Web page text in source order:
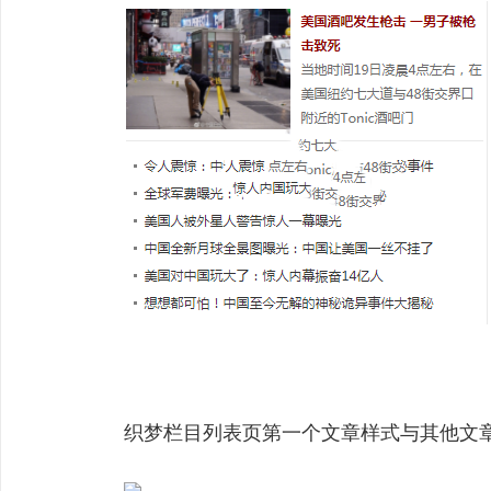
织梦栏目列表页第一个文章样式与其他文